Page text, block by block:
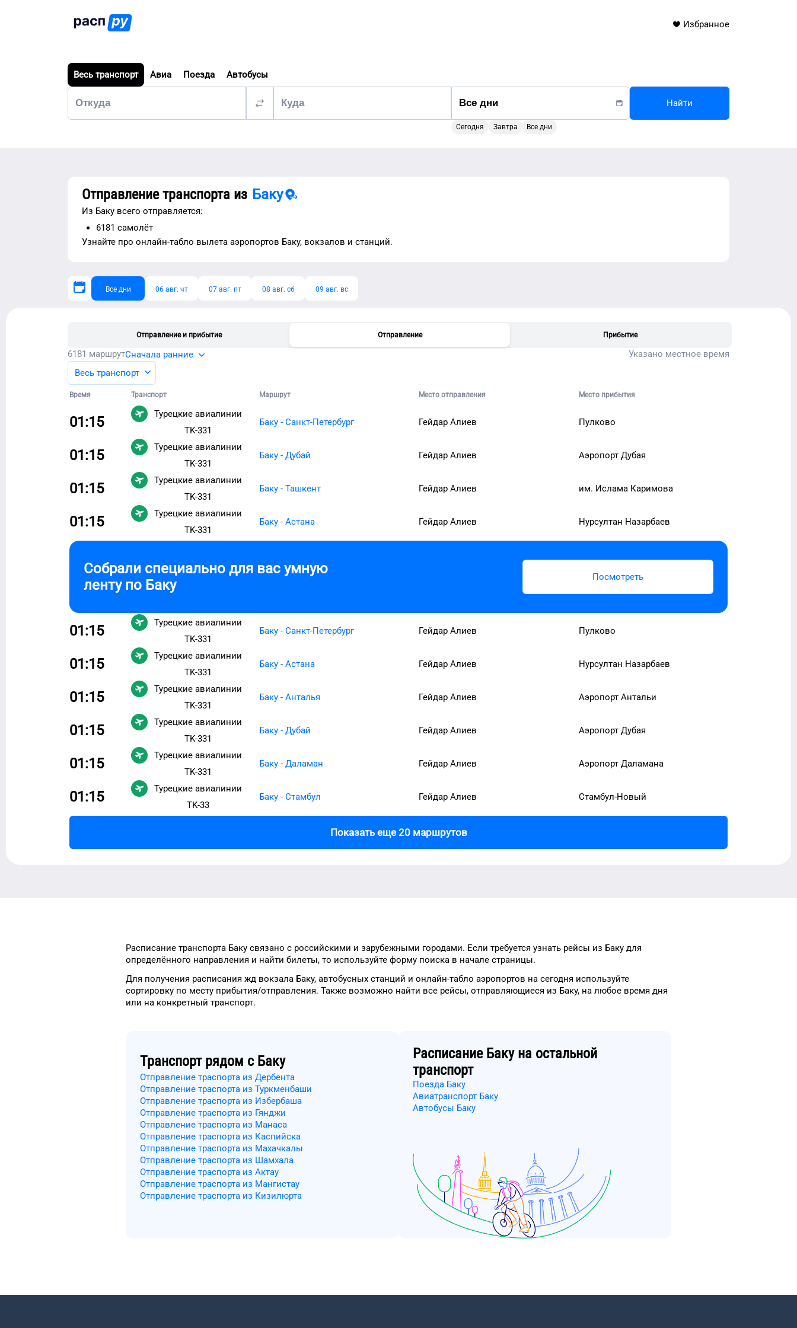
Избранное
Весь транспорт Авиа Поезда Автобусы
Сегодня Завтра Все дни
Найти
Отправление транспорта из Баку
Из Баку всего отправляется:
6181 самолёт
Узнайте про онлайн-табло вылета аэропортов Баку, вокзалов и станций.
Все дни 06 авг. чт 07 авг. пт 08 авг. сб 09 авг. вс
Отправление и прибытие Отправление Прибытие
6181 маршрутСначала ранние
Указано местное время
Весь транспорт
Время Транспорт Маршрут Место отправления Место прибытия
01:15
Турецкие авиалинии
TK-331
Баку - Санкт-Петербург Гейдар Алиев Пулково
01:15
Турецкие авиалинии
TK-331
Баку - Дубай Гейдар Алиев Аэропорт Дубая
01:15
Турецкие авиалинии
TK-331
Баку - Ташкент Гейдар Алиев им. Ислама Каримова
01:15
Турецкие авиалинии
TK-331
Баку - Астана Гейдар Алиев Нурсултан Назарбаев
Собрали специально для вас умную
ленту по Баку Посмотреть
01:15
Турецкие авиалинии
TK-331
Баку - Санкт-Петербург Гейдар Алиев Пулково
01:15
Турецкие авиалинии
TK-331
Баку - Астана Гейдар Алиев Нурсултан Назарбаев
01:15
Турецкие авиалинии
TK-331
Баку - Анталья Гейдар Алиев Аэропорт Антальи
01:15
Турецкие авиалинии
TK-331
Баку - Дубай Гейдар Алиев Аэропорт Дубая
01:15
Турецкие авиалинии
TK-331
Баку - Даламан Гейдар Алиев Аэропорт Даламана
01:15
Турецкие авиалинии
TK-33
Баку - Стамбул Гейдар Алиев Стамбул-Новый
Показать еще 20 маршрутов
Расписание транспорта Баку связано с российскими и зарубежными городами. Если требуется узнать рейсы из Баку для
определённого направления и найти билеты, то используйте форму поиска в начале страницы.
Для получения расписания жд вокзала Баку, автобусных станций и онлайн-табло аэропортов на сегодня используйте
сортировку по месту прибытия/отправления. Также возможно найти все рейсы, отправляющиеся из Баку, на любое время дня
или на конкретный транспорт.
Транспорт рядом с Баку
Отправление траспорта из Дербента
Отправление траспорта из Туркменбаши
Отправление траспорта из Избербаша
Отправление траспорта из Гянджи
Отправление траспорта из Манаса
Отправление траспорта из Каспийска
Отправление траспорта из Махачкалы
Отправление траспорта из Шамхала
Отправление траспорта из Актау
Отправление траспорта из Мангистау
Отправление траспорта из Кизилюрта
Расписание Бакуна остальной
транспорт
Поезда Баку
Авиатранспорт Баку
Автобусы Баку